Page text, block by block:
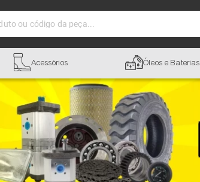
ou código da peça...
Acessórios Óleos e Baterias